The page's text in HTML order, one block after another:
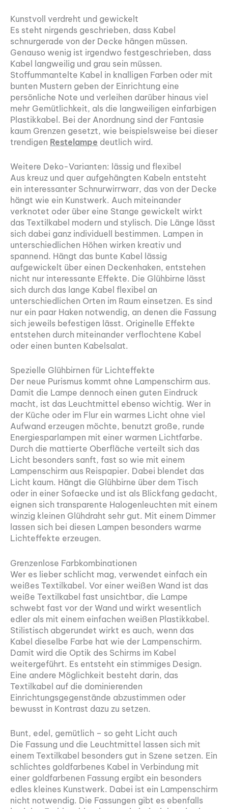
Kunstvoll verdreht und gewickelt
Es steht nirgends geschrieben, dass Kabel
schnurgerade von der Decke hängen müssen.
Genauso wenig ist irgendwo festgeschrieben, dass
Kabel langweilig und grau sein müssen.
Stoffummantelte Kabel in knalligen Farben oder mit
bunten Mustern geben der Einrichtung eine
persönliche Note und verleihen darüber hinaus viel
mehr Gemütlichkeit, als die langweiligen einfarbigen
Plastikkabel. Bei der Anordnung sind der Fantasie
kaum Grenzen gesetzt, wie beispielsweise bei dieser
trendigen Restelampe deutlich wird.
Weitere Deko-Varianten: lässig und flexibel
Aus kreuz und quer aufgehängten Kabeln entsteht
ein interessanter Schnurwirrwarr, das von der Decke
hängt wie ein Kunstwerk. Auch miteinander
verknotet oder über eine Stange gewickelt wirkt
das Textilkabel modern und stylisch. Die Länge lässt
sich dabei ganz individuell bestimmen. Lampen in
unterschiedlichen Höhen wirken kreativ und
spannend. Hängt das bunte Kabel lässig
aufgewickelt über einen Deckenhaken, entstehen
nicht nur interessante Effekte. Die Glühbirne lässt
sich durch das lange Kabel flexibel an
unterschiedlichen Orten im Raum einsetzen. Es sind
nur ein paar Haken notwendig, an denen die Fassung
sich jeweils befestigen lässt. Originelle Effekte
entstehen durch miteinander verflochtene Kabel
oder einen bunten Kabelsalat.
Spezielle Glühbirnen für Lichteffekte
Der neue Purismus kommt ohne Lampenschirm aus.
Damit die Lampe dennoch einen guten Eindruck
macht, ist das Leuchtmittel ebenso wichtig. Wer in
der Küche oder im Flur ein warmes Licht ohne viel
Aufwand erzeugen möchte, benutzt große, runde
Energiesparlampen mit einer warmen Lichtfarbe.
Durch die mattierte Oberfläche verteilt sich das
Licht besonders sanft, fast so wie mit einem
Lampenschirm aus Reispapier. Dabei blendet das
Licht kaum. Hängt die Glühbirne über dem Tisch
oder in einer Sofaecke und ist als Blickfang gedacht,
eignen sich transparente Halogenleuchten mit einem
winzig kleinen Glühdraht sehr gut. Mit einem Dimmer
lassen sich bei diesen Lampen besonders warme
Lichteffekte erzeugen.
Grenzenlose Farbkombinationen
Wer es lieber schlicht mag, verwendet einfach ein
weißes Textilkabel. Vor einer weißen Wand ist das
weiße Textilkabel fast unsichtbar, die Lampe
schwebt fast vor der Wand und wirkt wesentlich
edler als mit einem einfachen weißen Plastikkabel.
Stilistisch abgerundet wirkt es auch, wenn das
Kabel dieselbe Farbe hat wie der Lampenschirm.
Damit wird die Optik des Schirms im Kabel
weitergeführt. Es entsteht ein stimmiges Design.
Eine andere Möglichkeit besteht darin, das
Textilkabel auf die dominierenden
Einrichtungsgegenstände abzustimmen oder
bewusst in Kontrast dazu zu setzen.
Bunt, edel, gemütlich – so geht Licht auch
Die Fassung und die Leuchtmittel lassen sich mit
einem Textilkabel besonders gut in Szene setzen. Ein
schlichtes goldfarbenes Kabel in Verbindung mit
einer goldfarbenen Fassung ergibt ein besonders
edles kleines Kunstwerk. Dabei ist ein Lampenschirm
nicht notwendig. Die Fassungen gibt es ebenfalls